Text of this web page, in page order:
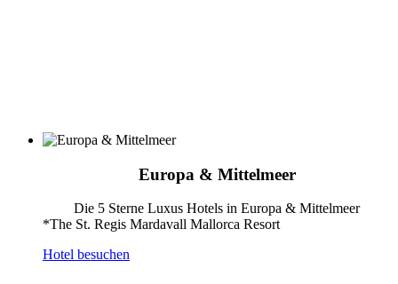
Europa & Mittelmeer
Die 5 Sterne Luxus Hotels in Europa & Mittelmeer
*The St. Regis Mardavall Mallorca Resort
Hotel besuchen